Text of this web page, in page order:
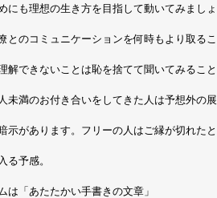
にも理想の生き方を目指して動いてみまし
とのコミュニケーションを何時もより取る
解できないことは恥を捨てて聞いてみるこ
未満のお付き合いをしてきた人は予想外の
示があります。フリーの人はご縁が切れた
る予感。
は「あたたかい手書きの文章」